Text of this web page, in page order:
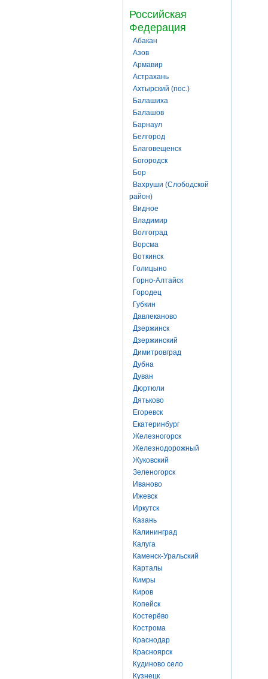
Российская
Федерация
Абакан
Азов
Армавир
Астрахань
Ахтырский (пос.)
Балашиха
Балашов
Барнаул
Белгород
Благовещенск
Богородск
Бор
Вахруши (Слободской
район)
Видное
Владимир
Волгоград
Ворсма
Воткинск
Голицыно
Горно-Алтайск
Городец
Губкин
Давлеканово
Дзержинск
Дзержинский
Димитровград
Дубна
Дуван
Дюртюли
Дятьково
Егоревск
Екатеринбург
Железногорск
Железнодорожный
Жуковский
Зеленогорск
Иваново
Ижевск
Иркутск
Казань
Калининград
Калуга
Каменск-Уральский
Карталы
Кимры
Киров
Копейск
Костерёво
Кострома
Краснодар
Красноярск
Кудиново село
Кузнецк